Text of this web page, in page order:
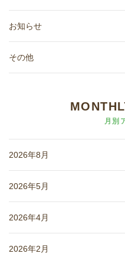
お知らせ
その他
月別
2026年8月
2026年5月
2026年4月
2026年2月